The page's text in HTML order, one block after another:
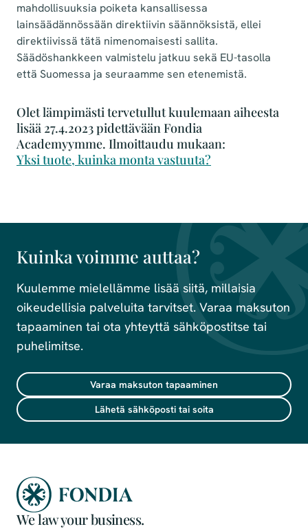
mahdollisuuksia poiketa kansallisessa
lainsäädännössään direktiivin säännöksistä, ellei
direktiivissä tätä nimenomaisesti sallita.
Säädöshankkeen valmistelu jatkuu sekä EU-tasolla
että Suomessa ja seuraamme sen etenemistä.
Olet lämpimästi tervetullut kuulemaan aiheesta
lisää 27.4.2023 pidettävään Fondia
Academyymme. Ilmoittaudu mukaan:
Yksi tuote, kuinka monta vastuuta?
Kuinka voimme auttaa?
Kuulemme mielellämme lisää siitä, millaisia
oikeudellisia palveluita tarvitset. Varaa maksuton
tapaaminen tai ota yhteyttä sähköpostitse tai
puhelimitse.
Varaa maksuton tapaaminen
Lähetä sähköposti tai soita
We law your business.